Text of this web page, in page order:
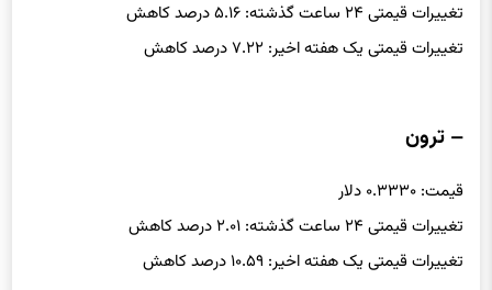
تغییرات قیمتی ۲۴ ساعت گذشته: ۵.۱۶ درصد کاهش
تغییرات قیمتی یک هفته اخیر: ۷.۲۲ درصد کاهش
– ترون
قیمت: ۰.۳۳۳۰ دلار
تغییرات قیمتی ۲۴ ساعت گذشته: ۲.۰۱ درصد کاهش
تغییرات قیمتی یک هفته اخیر: ۱۰.۵۹ درصد کاهش